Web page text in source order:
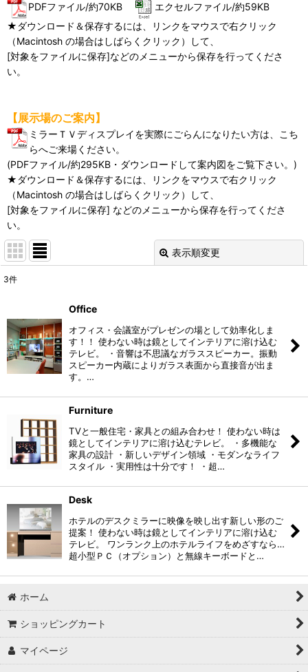
PDFファイル/約70KB
エクセルファイル/約59KB
★ダウンロード＆保存するには、リンクをマウスで右クリック
（Macintosh の場合はしばらくクリック）して、
[対象をファイルに保存]などのメニューから保存を行ってくださ
い。
【展示場のご案内】
ミラーＴＶディスプレイを実際にごらんになりたい方は、こち
らへご来場ください。
(PDFファイル/約295KB・ダウンロードして案内図をご覧下さい。)
★ダウンロード＆保存するには、リンクをマウスで右クリック
（Macintosh の場合はしばらくクリック）して、
[対象をファイルに保存] などのメニューから保存を行ってくださ
い。
表示順変更
並び順:
絞り込む
3件
Office
オフィス・会議室がプレゼンの場として効率化しま
す！！ 使わない時は鏡としてインテリアに溶け込む
テレビ。 ・音響は不思議なガラススピーカー。振動
スピーカー内蔵によりガラス表面から直接音が出ま
す。…
Furniture
TVと一般住宅・家具との組み合わせ！ 使わない時は
鏡としてインテリアに溶け込むテレビ。 ・多機能な
家具の設計 ・新しいデザイン領域 ・モダンなライフ
スタイル ・実用性は十分です！ ・超…
Desk
ホテルのデスクミラーに映像を映し出す新しい形のご
提案！ 使わない時は鏡としてインテリアに溶け込む
テレビ。 ワンランク上のホテルライフをめざすなら…
超小型ＰＣ（オプション）と無線キーボードと…
ホーム
ショッピングカート
マイページ